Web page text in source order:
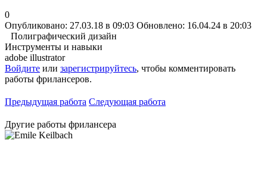
0
Опубликовано: 27.03.18 в 09:03 Обновлено: 16.04.24 в 20:03
Полиграфический дизайн
Инструменты и навыки
adobe illustrator
Войдите или зарегистрируйтесь, чтобы комментировать
работы фрилансеров.
Предыдущая работа Следующая работа
Другие работы фрилансера